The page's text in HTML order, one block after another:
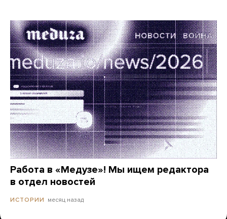
Работа в «Медузе»! Мы ищем редактора
в отдел новостей
ИСТОРИИ месяц назад